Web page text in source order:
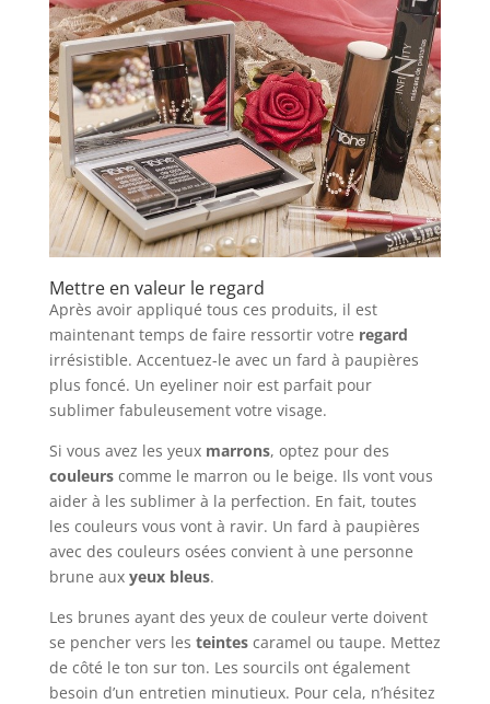
Mettre en valeur le regard
Après avoir appliqué tous ces produits, il est
maintenant temps de faire ressortir votre regard
irrésistible. Accentuez-le avec un fard à paupières
plus foncé. Un eyeliner noir est parfait pour
sublimer fabuleusement votre visage.
Si vous avez les yeux marrons, optez pour des
couleurs comme le marron ou le beige. Ils vont vous
aider à les sublimer à la perfection. En fait, toutes
les couleurs vous vont à ravir. Un fard à paupières
avec des couleurs osées convient à une personne
brune aux yeux bleus.
Les brunes ayant des yeux de couleur verte doivent
se pencher vers les teintes caramel ou taupe. Mettez
de côté le ton sur ton. Les sourcils ont également
besoin d’un entretien minutieux. Pour cela, n’hésitez